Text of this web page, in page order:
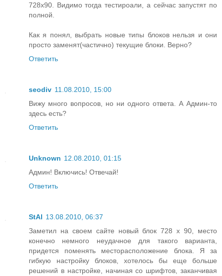
728x90. Видимо тогда тестироали, а сейчас запустят по
полной.
Как я понял, выбрать новые типы блоков нельзя и они
просто заменят(частично) текущие блоки. Верно?
Ответить
seodiv 11.08.2010, 15:00
Вижу много вопросов, но ни одного ответа. А Админ-то
здесь есть?
Ответить
Unknown 12.08.2010, 01:15
Админ! Включись! Отвечай!
Ответить
StAl 13.08.2010, 06:37
Заметил на своем сайте новый блок 728 x 90, место
конечно немного неудачное для такого варианта,
придется поменять месторасположение блока. Я за
гибкую настройку блоков, хотелось бы еще больше
решений в настройке, начиная со шрифтов, заканчивая